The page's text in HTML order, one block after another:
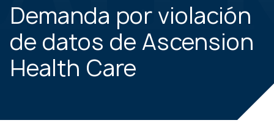
Demanda por violación
de datos de Ascension
Health Care